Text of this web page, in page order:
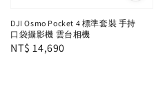
DJI Osmo Pocket 4 標準套裝 手持
口袋攝影機 雲台相機
Regular
NT$ 14,690